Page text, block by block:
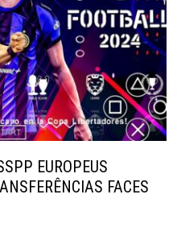
EUROPEUS
FACES